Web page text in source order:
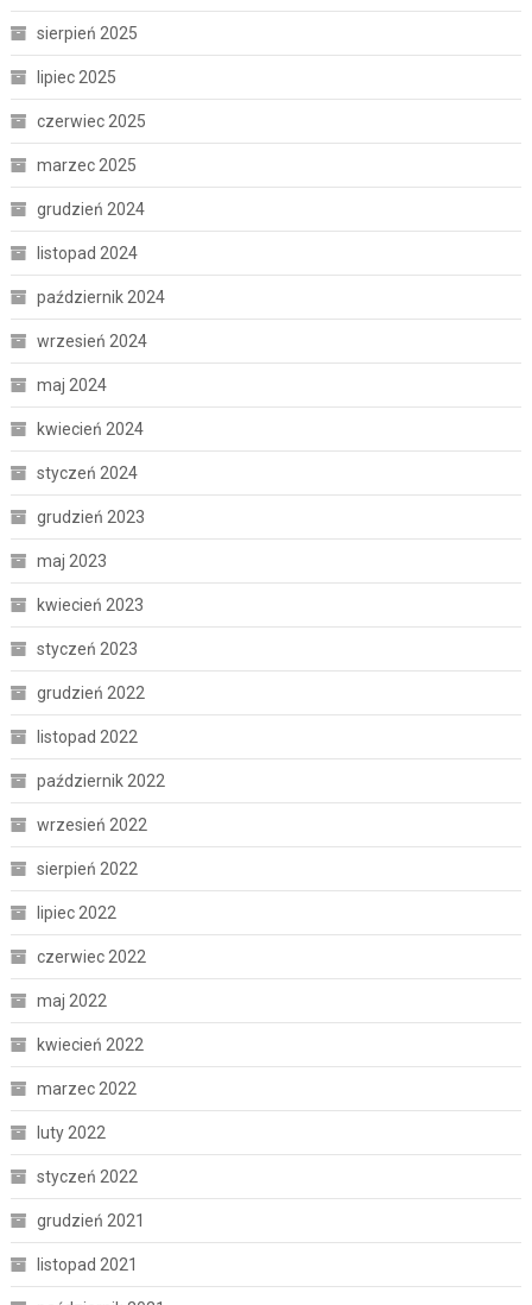
sierpień 2025
lipiec 2025
czerwiec 2025
marzec 2025
grudzień 2024
listopad 2024
październik 2024
wrzesień 2024
maj 2024
kwiecień 2024
styczeń 2024
grudzień 2023
maj 2023
kwiecień 2023
styczeń 2023
grudzień 2022
listopad 2022
październik 2022
wrzesień 2022
sierpień 2022
lipiec 2022
czerwiec 2022
maj 2022
kwiecień 2022
marzec 2022
luty 2022
styczeń 2022
grudzień 2021
listopad 2021